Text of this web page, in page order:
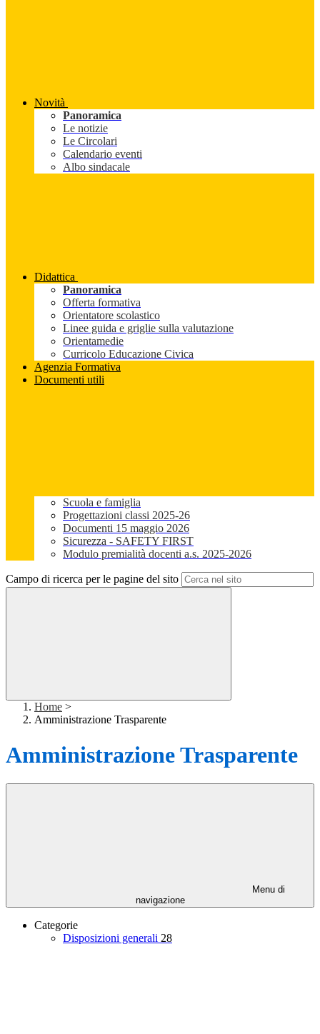
Novità
Panoramica
Le notizie
Le Circolari
Calendario eventi
Albo sindacale
Didattica
Panoramica
Offerta formativa
Orientatore scolastico
Linee guida e griglie sulla valutazione
Orientamedie
Curricolo Educazione Civica
Agenzia Formativa
Documenti utili
Scuola e famiglia
Progettazioni classi 2025-26
Documenti 15 maggio 2026
Sicurezza - SAFETY FIRST
Modulo premialità docenti a.s. 2025-2026
Campo di ricerca per le pagine del sito
Home >
Amministrazione Trasparente
Amministrazione Trasparente
Menu di
navigazione
Categorie
Disposizioni generali 28